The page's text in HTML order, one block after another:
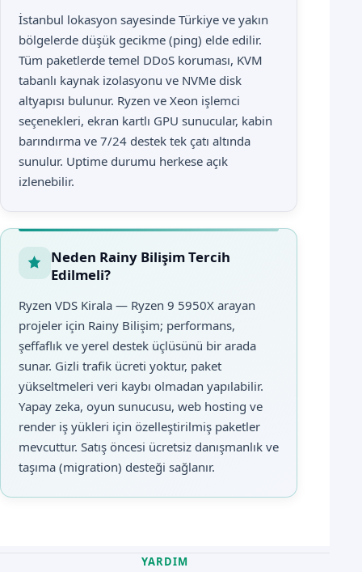
İstanbul lokasyon sayesinde Türkiye ve yakın
bölgelerde düşük gecikme (ping) elde edilir.
Tüm paketlerde temel DDoS koruması, KVM
tabanlı kaynak izolasyonu ve NVMe disk
altyapısı bulunur. Ryzen ve Xeon işlemci
seçenekleri, ekran kartlı GPU sunucular, kabin
barındırma ve 7/24 destek tek çatı altında
sunulur. Uptime durumu herkese açık
izlenebilir.
Neden Rainy Bilişim Tercih
Edilmeli?
Ryzen VDS Kirala — Ryzen 9 5950X arayan
projeler için Rainy Bilişim; performans,
şeffaflık ve yerel destek üçlüsünü bir arada
sunar. Gizli trafik ücreti yoktur, paket
yükseltmeleri veri kaybı olmadan yapılabilir.
Yapay zeka, oyun sunucusu, web hosting ve
render iş yükleri için özelleştirilmiş paketler
mevcuttur. Satış öncesi ücretsiz danışmanlık ve
taşıma (migration) desteği sağlanır.
YARDIM